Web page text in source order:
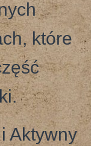
które
Aktywny